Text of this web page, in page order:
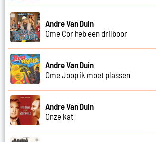
Andre Van Duin
Ome Cor heb een drilboor
Andre Van Duin
Ome Joop ik moet plassen
Andre Van Duin
Onze kat